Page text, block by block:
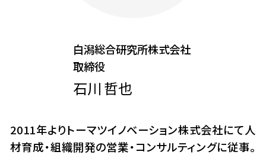
白潟総合研究所株式会社
取締役
石川 哲也
2011年よりトーマツイノベーション株式会社にて人
材育成・組織開発の営業・コンサルティングに従事。